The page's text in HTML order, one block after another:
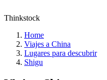
Thinkstock
Home
Viajes a China
Lugares para descubrir
Shigu